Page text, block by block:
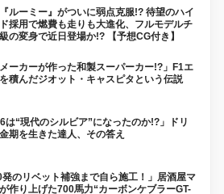
ルーミー』がついに弱点克服!? 待望のハイ
採用で燃費も走りも大進化、フルモデルチ
の変身で近日登場か!? 【予想CG付き】
メーカーが作った和製スーパーカー!?」F1エ
積んだジオット・キャスピタという伝説
は“現代のシルビア”になったのか!?」ドリ
期を生きた達人、その答え
発のリベット補強まで自ら施工！」居酒屋マ
作り上げた700馬力“カーボンケブラーGT-